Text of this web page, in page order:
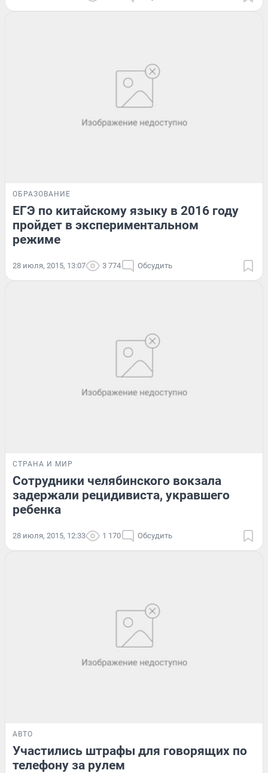
ОБРАЗОВАНИЕ
ЕГЭ по китайскому языку в 2016 году
пройдет в экспериментальном
режиме
28 июля, 2015, 13:07 3 774 Обсудить
СТРАНА И МИР
Сотрудники челябинского вокзала
задержали рецидивиста, укравшего
ребенка
28 июля, 2015, 12:33 1 170 Обсудить
АВТО
Участились штрафы для говорящих по
телефону за рулем